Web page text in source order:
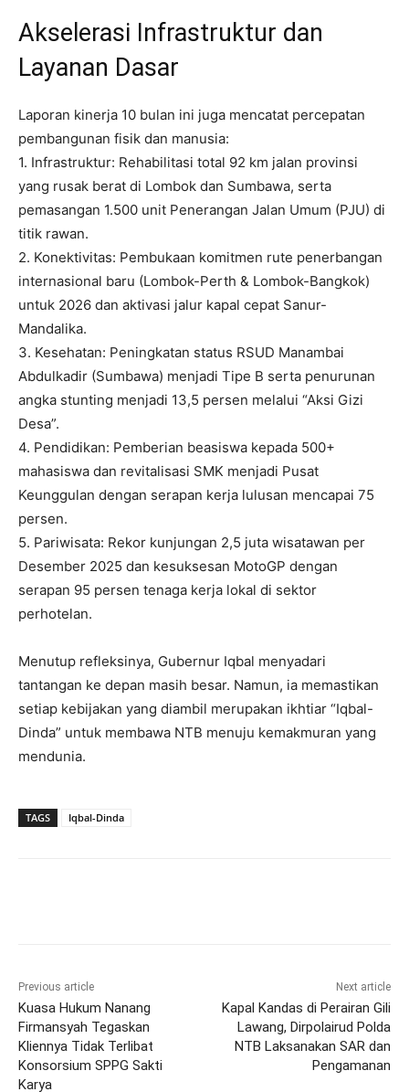
Akselerasi Infrastruktur dan
Layanan Dasar
Laporan kinerja 10 bulan ini juga mencatat percepatan
pembangunan fisik dan manusia:
1.⁠ ⁠Infrastruktur: Rehabilitasi total 92 km jalan provinsi
yang rusak berat di Lombok dan Sumbawa, serta
pemasangan 1.500 unit Penerangan Jalan Umum (PJU) di
titik rawan.
2.⁠ ⁠Konektivitas: Pembukaan komitmen rute penerbangan
internasional baru (Lombok-Perth & Lombok-Bangkok)
untuk 2026 dan aktivasi jalur kapal cepat Sanur-
Mandalika.
3.⁠ ⁠Kesehatan: Peningkatan status RSUD Manambai
Abdulkadir (Sumbawa) menjadi Tipe B serta penurunan
angka stunting menjadi 13,5 persen melalui “Aksi Gizi
Desa”.
4.⁠ ⁠Pendidikan: Pemberian beasiswa kepada 500+
mahasiswa dan revitalisasi SMK menjadi Pusat
Keunggulan dengan serapan kerja lulusan mencapai 75
persen.
5.⁠ ⁠Pariwisata: Rekor kunjungan 2,5 juta wisatawan per
Desember 2025 dan kesuksesan MotoGP dengan
serapan 95 persen tenaga kerja lokal di sektor
perhotelan.
Menutup refleksinya, Gubernur Iqbal menyadari
tantangan ke depan masih besar. Namun, ia memastikan
setiap kebijakan yang diambil merupakan ikhtiar “Iqbal-
Dinda” untuk membawa NTB menuju kemakmuran yang
mendunia.
TAGS Iqbal-Dinda
Previous article
Kuasa Hukum Nanang
Firmansyah Tegaskan
Kliennya Tidak Terlibat
Konsorsium SPPG Sakti
Karya
Next article
Kapal Kandas di Perairan Gili
Lawang, Dirpolairud Polda
NTB Laksanakan SAR dan
Pengamanan